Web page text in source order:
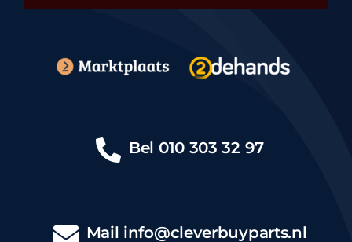
Bel 010 303 32 97
Mail info@cleverbuyparts.nl